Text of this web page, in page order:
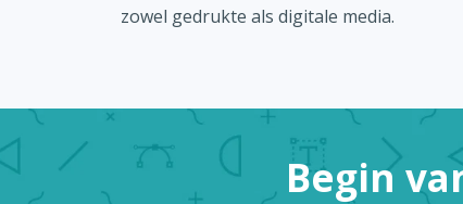
zowel gedrukte als digitale media.
Begin